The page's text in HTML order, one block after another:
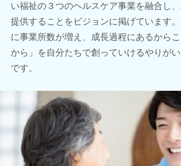
い福祉の３つのヘルスケア事業を融合し
提供することをビジョンに掲げています
に事業所数が増え、成長過程にあるから
から」を自分たちで創っていけるやりが
です。